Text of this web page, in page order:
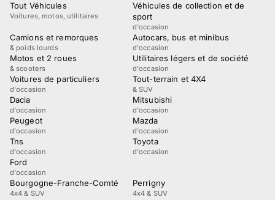
Tout Véhicules
Voitures, motos, utilitaires
Véhicules de collection et de
sport
d'occasion
Camions et remorques
& poids lourds
Autocars, bus et minibus
d'occasion
Motos et 2 roues
& scooters
Utilitaires légers et de société
d'occasion
Voitures de particuliers
d'occasion
Tout-terrain et 4X4
& SUV
Dacia
d'occasion
Mitsubishi
d'occasion
Peugeot
d'occasion
Mazda
d'occasion
Tns
d'occasion
Toyota
d'occasion
Ford
d'occasion
Bourgogne-Franche-Comté
4x4 & SUV
Perrigny
4x4 & SUV